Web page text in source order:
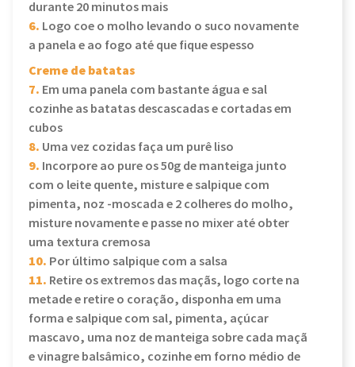
durante 20 minutos mais
6. Logo coe o molho levando o suco novamente
a panela e ao fogo até que fique espesso
Creme de batatas
7. Em uma panela com bastante água e sal
cozinhe as batatas descascadas e cortadas em
cubos
8. Uma vez cozidas faça um purê liso
9. Incorpore ao pure os 50g de manteiga junto
com o leite quente, misture e salpique com
pimenta, noz -moscada e 2 colheres do molho,
misture novamente e passe no mixer até obter
uma textura cremosa
10. Por último salpique com a salsa
11. Retire os extremos das maçãs, logo corte na
metade e retire o coração, disponha em uma
forma e salpique com sal, pimenta, açúcar
mascavo, uma noz de manteiga sobre cada maçã
e vinagre balsâmico, cozinhe em forno médio de